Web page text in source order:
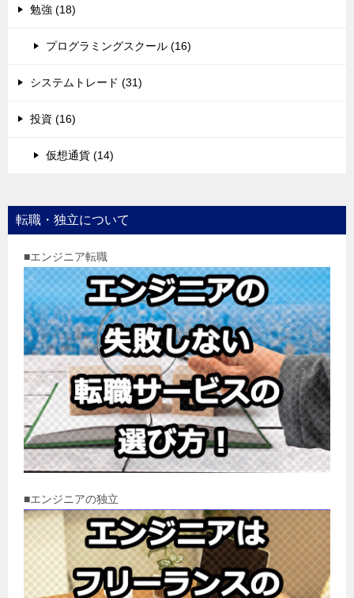
勉強 (18)
プログラミングスクール (16)
システムトレード (31)
投資 (16)
仮想通貨 (14)
転職・独立について
■エンジニア転職
■エンジニアの独立